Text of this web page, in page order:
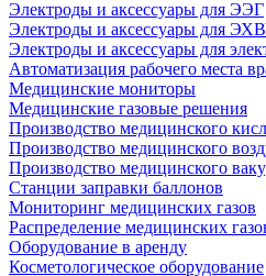
Электроды и аксессуары для ЭЭГ
Электроды и аксессуары для
Электроды и аксессуары для
Автоматизация рабочего места
Медицинские мониторы
Медицинские газовые решения
Производство медицинского
Производство медицинского
Производство медицинского
Станции заправки баллонов
Мониторинг медицинских газов
Распределение медицинских
Оборудование в аренду
Косметологическое оборудование